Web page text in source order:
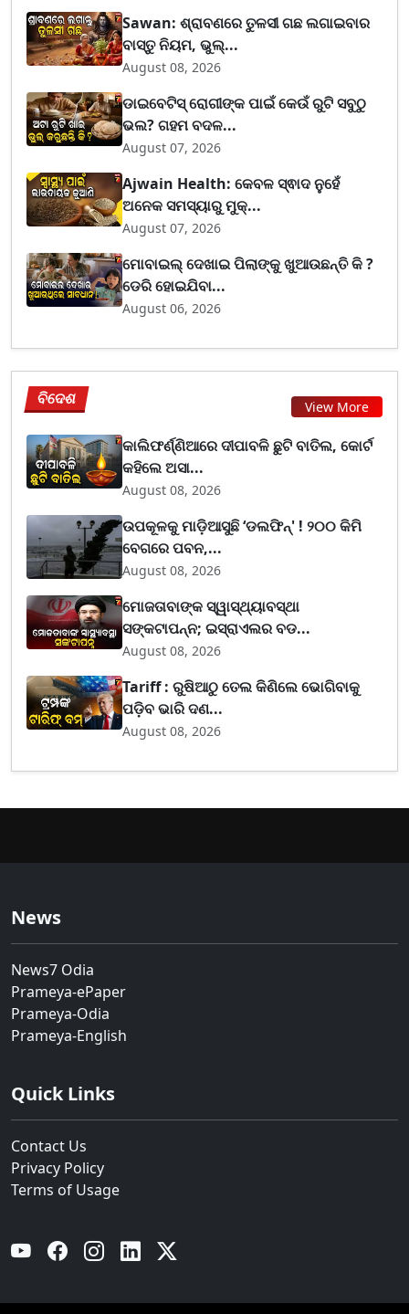
Sawan: ଶ୍ରାବଣରେ ତୁଳସୀ ଗଛ ଲଗାଇବାର
ବାସ୍ତୁ ନିୟମ, ଭୁଲ୍...
August 08, 2026
ଡାଇବେଟିସ୍ ରୋଗୀଙ୍କ ପାଇଁ କେଉଁ ରୁଟି ସବୁଠୁ
ଭଲ? ଗହମ ବଦଳ...
August 07, 2026
Ajwain Health: କେବଳ ସ୍ଵାଦ ନୁହେଁ
ଅନେକ ସମସ୍ୟାରୁ ମୁକ୍...
August 07, 2026
ମୋବାଇଲ୍ ଦେଖାଇ ପିଲାଙ୍କୁ ଖୁଆଉଛନ୍ତି କି ?
ଡେରି ହୋଇଯିବା...
August 06, 2026
ବିଦେଶ View More
କାଲିଫର୍ଣ୍ଣିଆରେ ଦୀପାବଳି ଛୁଟି ବାତିଲ, କୋର୍ଟ
କହିଲେ ଅସା...
August 08, 2026
ଉପକୂଳକୁ ମାଡ଼ିଆସୁଛି ‘ଡଲଫିନ୍' ! ୨୦୦ କିମି
ବେଗରେ ପବନ,...
August 08, 2026
ମୋଜତାବାଙ୍କ ସ୍ୱାସ୍ଥ୍ୟାବସ୍ଥା
ସଙ୍କଟାପନ୍ନ; ଇସ୍ରାଏଲର ବଡ...
August 08, 2026
Tariff : ରୁଷିଆଠୁ ତେଲ କିଣିଲେ ଭୋଗିବାକୁ
ପଡ଼ିବ ଭାରି ଦଣ...
August 08, 2026
News
News7 Odia
Prameya-ePaper
Prameya-Odia
Prameya-English
Quick Links
Contact Us
Privacy Policy
Terms of Usage
YouTube Facebook Instagram Linkedin